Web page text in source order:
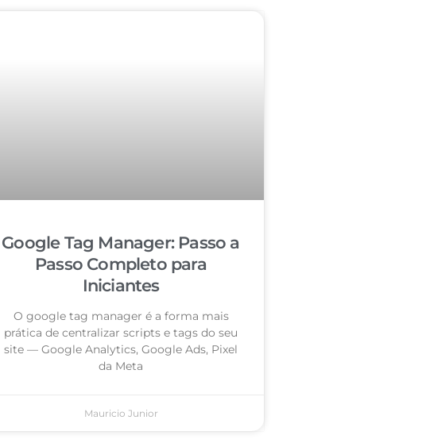
Google Tag Manager: Passo a
Passo Completo para
Iniciantes
O google tag manager é a forma mais
prática de centralizar scripts e tags do seu
site — Google Analytics, Google Ads, Pixel
da Meta
Mauricio Junior